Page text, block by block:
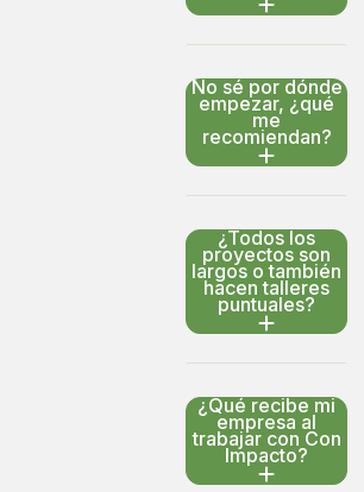
No sé por dónde
empezar, ¿qué
me
recomiendan?
¿Todos los
proyectos son
largos o también
hacen talleres
puntuales?
¿Qué recibe mi
empresa al
trabajar con Con
Impacto?